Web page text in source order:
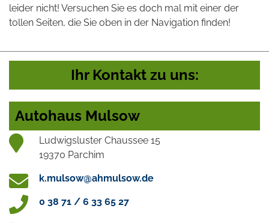
leider nicht! Versuchen Sie es doch mal mit einer der
tollen Seiten, die Sie oben in der Navigation finden!
Ihr Kontakt zu uns:
Autohaus Mulsow
Ludwigsluster Chaussee 15
19370 Parchim
k.mulsow@ahmulsow.de
0 38 71 / 6 33 65 27